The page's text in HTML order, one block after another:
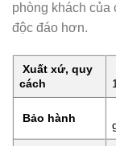
phòng khách của
độc đáo hơn.
Xuất xứ, quy
cách
Bảo hành